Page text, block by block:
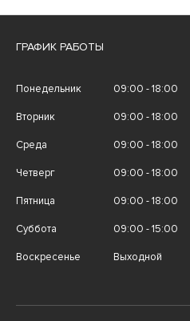
ГРАФИК РАБОТЫ
Понедельник 09:00 - 18:00
Вторник 09:00 - 18:00
Среда 09:00 - 18:00
Четверг 09:00 - 18:00
Пятница 09:00 - 18:00
Суббота 09:00 - 15:00
Воскресенье Выходной